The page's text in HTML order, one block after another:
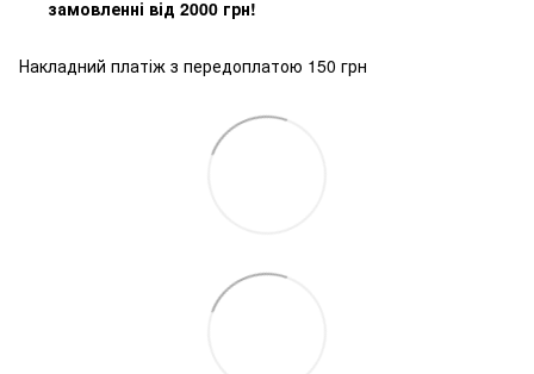
замовленні від 2000 грн!
Накладний платіж з передоплатою 150 грн